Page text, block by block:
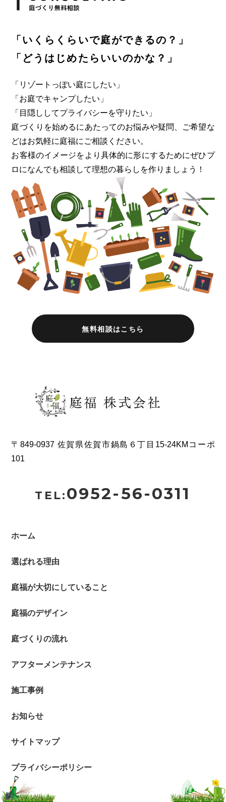
「いくらくらいで庭ができるの？」
「どうはじめたらいいのかな？」
「リゾートっぽい庭にしたい」
「お庭でキャンプしたい」
「目隠ししてプライバシーを守りたい」
庭づくりを始めるにあたってのお悩みや疑問、ご希望な
どはお気軽に庭福にご相談ください。
お客様のイメージをより具体的に形にするためにぜひプ
ロになんでも相談して理想の暮らしを作りましょう！
無料相談はこちら
〒849-0937 佐賀県佐賀市鍋島６丁目15-24KMコーポ
101
TEL:0952-56-0311
ホーム
選ばれる理由
庭福が大切にしていること
庭福のデザイン
庭づくりの流れ
アフターメンテナンス
施工事例
お知らせ
サイトマップ
プライバシーポリシー